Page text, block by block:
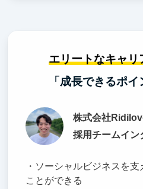
エリートなキャリ
「成長できるポ
株式会社
採用チームイ
・ソーシャルビジネスを
ことができる